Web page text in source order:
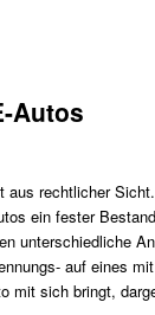
Autos
rechtlicher
ein fester
unterschiedliche
auf eines
mit sich bringt,